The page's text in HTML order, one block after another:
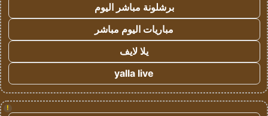
برشلونة مباشر اليوم
مباريات اليوم مباشر
يلا لايف
yalla live
!